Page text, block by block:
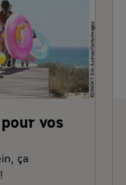
vos
ça